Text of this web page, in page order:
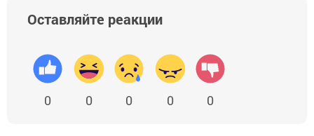
Оставляйте реакции
0 0 0 0 0